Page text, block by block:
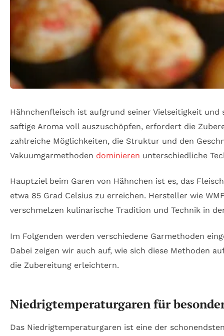
Hähnchenfleisch ist aufgrund seiner Vielseitigkeit
saftige Aroma voll auszuschöpfen, erfordert die
zahlreiche Möglichkeiten, die Struktur und den
Vakuumgarmethoden dominieren unterschiedliche
Hauptziel beim Garen von Hähnchen ist es, das
etwa 85 Grad Celsius zu erreichen. Hersteller wie
verschmelzen kulinarische Tradition und Technik in
Im Folgenden werden verschiedene Garmethoden
Dabei zeigen wir auch auf, wie sich diese Methoden
die Zubereitung erleichtern.
Niedrigtemperaturgaren für
Das Niedrigtemperaturgaren ist eine der